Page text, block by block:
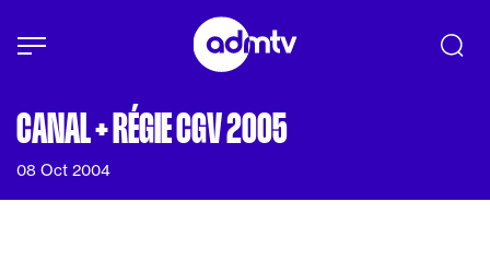
Aller au contenu principal
CANAL + RÉGIE CGV 2005
08 Oct 2004
Panneau de gestion des cookies